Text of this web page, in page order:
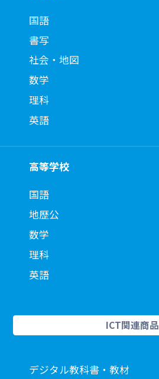
国語
書写
社会・地図
数学
理科
英語
高等学校
国語
地歴公
数学
理科
英語
ICT関連商品
デジタル教科書・教材